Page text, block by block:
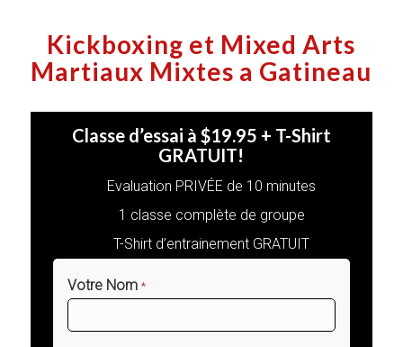
Kickboxing et Mixed Arts
Martiaux Mixtes a Gatineau
Classe d’essai à $19.95 + T-Shirt
GRATUIT!
Evaluation PRIVÉE de 10 minutes
1 classe complète de groupe
T-Shirt d’entrainement GRATUIT
Votre Nom *